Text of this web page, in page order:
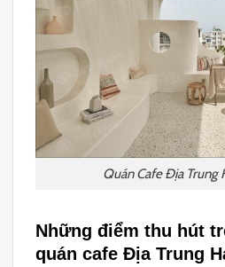
Quán Cafe Địa Trung
Những điểm thu hút
quán cafe Địa Trung